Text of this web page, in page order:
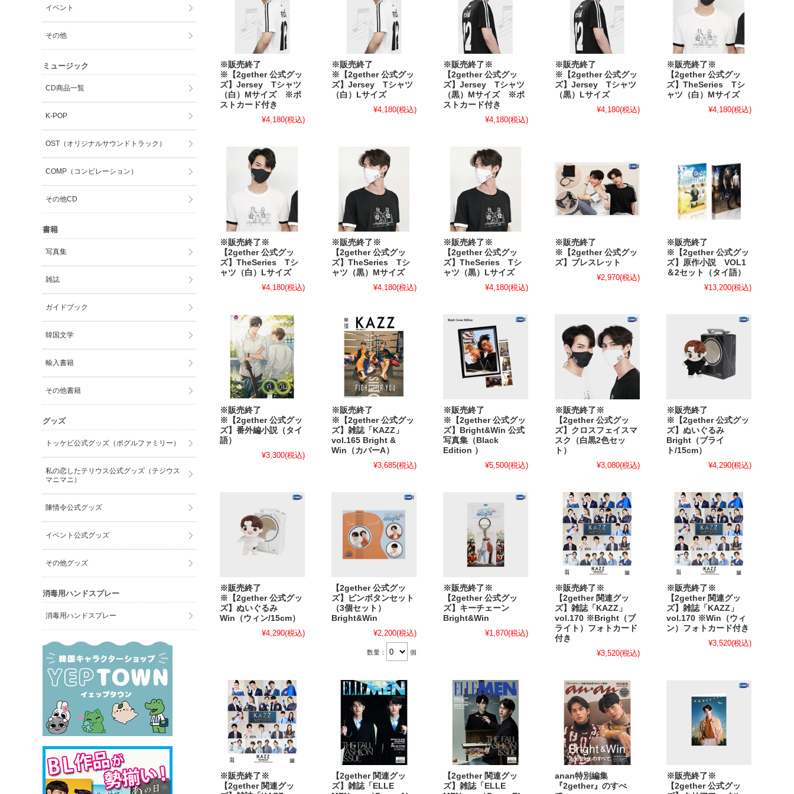
※販売終了
※【2gether 公式グッ
ズ】Jersey Tシャツ
（白）Mサイズ ※ポ
ストカード付き
¥4,180(税込)
※販売終了
※【2gether 公式グッ
ズ】Jersey Tシャツ
（白）Lサイズ
¥4,180(税込)
※販売終了※
【2gether 公式グッ
ズ】Jersey Tシャツ
（黒）Mサイズ ※ポ
ストカード付き
¥4,180(税込)
※販売終了
※【2gether 公式グッ
ズ】Jersey Tシャツ
（黒）Lサイズ
¥4,180(税込)
※販売終了※
【2gether 公式グッ
ズ】TheSeries Tシ
ャツ（白）Mサイズ
¥4,180(税込)
※販売終了※
【2gether 公式グッ
ズ】TheSeries Tシ
ャツ（白）Lサイズ
¥4,180(税込)
※販売終了※
【2gether 公式グッ
ズ】TheSeries Tシ
ャツ（黒）Mサイズ
¥4,180(税込)
※販売終了※
【2gether 公式グッ
ズ】TheSeries Tシ
ャツ（黒）Lサイズ
¥4,180(税込)
※販売終了
※【2gether 公式グッ
ズ】ブレスレット
¥2,970(税込)
※販売終了
※【2gether 公式グッ
ズ】原作小説 VOL1
＆2セット（タイ語）
¥13,200(税込)
※販売終了
※【2gether 公式グッ
ズ】番外編小説（タイ
語）
¥3,300(税込)
※販売終了
※【2gether 公式グッ
ズ】雑誌「KAZZ」
vol.165 Bright &
Win（カバーA）
¥3,685(税込)
※販売終了
※【2gether 公式グッ
ズ】Bright&Win 公式
写真集（Black
Edition ）
¥5,500(税込)
※販売終了※
【2gether 公式グッ
ズ】クロスフェイスマ
スク（白黒2色セッ
ト）
¥3,080(税込)
※販売終了
※【2gether 公式グッ
ズ】ぬいぐるみ
Bright（ブライ
ト/15cm）
¥4,290(税込)
※販売終了
※【2gether 公式グッ
ズ】ぬいぐるみ
Win（ウィン/15cm）
¥4,290(税込)
【2gether 公式グッ
ズ】ピンボタンセット
（3個セット）
Bright&Win
¥2,200(税込)
数量： 個
※販売終了※
【2gether 公式グッ
ズ】キーチェーン
Bright&Win
¥1,870(税込)
※販売終了※
【2gether 関連グッ
ズ】雑誌「KAZZ」
vol.170 ※Bright（ブ
ライト）フォトカード
付き
¥3,520(税込)
※販売終了※
【2gether 関連グッ
ズ】雑誌「KAZZ」
vol.170 ※Win（ウィ
ン）フォトカード付き
¥3,520(税込)
※販売終了※
【2gether 関連グッ
【2gether 関連グッ
ズ】雑誌「ELLE
【2gether 関連グッ
ズ】雑誌「ELLE
anan特別編集
『2gether』のすべ
※販売終了※
【2gether 公式グッ
イベント
その他
ミュージック
CD商品一覧
K-POP
OST（オリジナルサウンドトラック）
COMP（コンピレーション）
その他CD
書籍
写真集
雑誌
ガイドブック
韓国文学
輸入書籍
その他書籍
グッズ
トッケビ公式グッズ（ボグルファミリー）
私の恋したテリウス公式グッズ（テジウス
マニマニ）
陳情令公式グッズ
イベント公式グッズ
その他グッズ
消毒用ハンドスプレー
消毒用ハンドスプレー